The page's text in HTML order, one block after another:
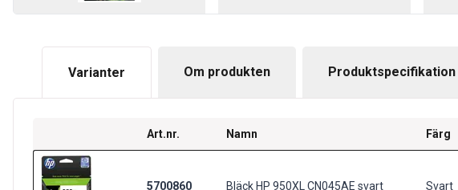
Varianter Om produkten Produktspecifikation
Art.nr. Namn Färg
5700860 Bläck HP 950XL CN045AE svart Svart